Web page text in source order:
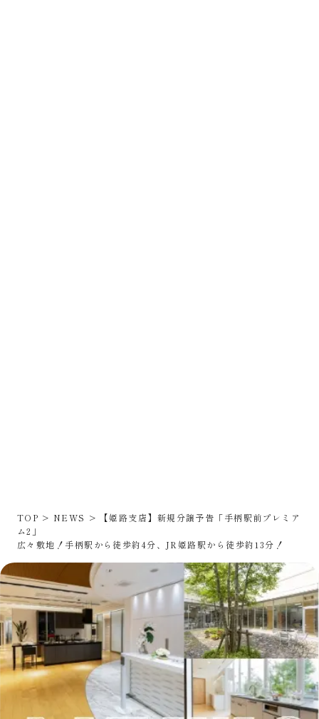
TOP NEWS
【姫路支店】新規分譲予告「手柄駅前プレミア
ム2」
広々敷地！手柄駅から徒歩約4分、JR姫路駅から徒歩約13分！